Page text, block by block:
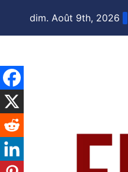
dim. Août 9th, 2026